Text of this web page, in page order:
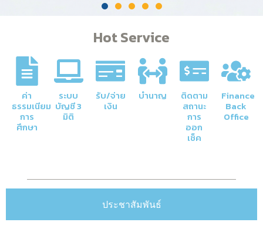
Hot Service
ค่า
ธรรมเนียม
การ
ศึกษา
ระบบ
บัญชี 3
มิติ
รับ/จ่าย
เงิน
บำนาญ ติดตาม
สถานะ
การ
ออก
เช็ค
Finance
Back
Office
ประชาสัมพันธ์